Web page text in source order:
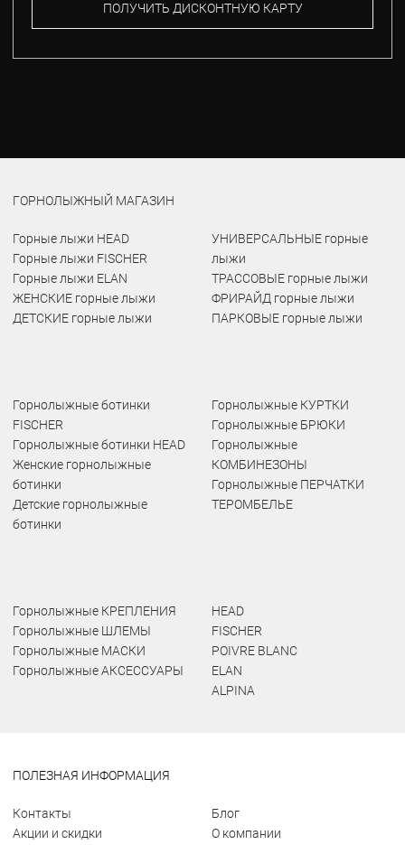
ПОЛУЧИТЬ ДИСКОНТНУЮ КАРТУ
ГОРНОЛЫЖНЫЙ МАГАЗИН
Горные лыжи HEAD
Горные лыжи FISCHER
Горные лыжи ELAN
ЖЕНСКИЕ горные лыжи
ДЕТСКИЕ горные лыжи
УНИВЕРСАЛЬНЫЕ горные
лыжи
ТРАССОВЫЕ горные лыжи
ФРИРАЙД горные лыжи
ПАРКОВЫЕ горные лыжи
Горнолыжные ботинки
FISCHER
Горнолыжные ботинки HEAD
Женские горнолыжные
ботинки
Детские горнолыжные
ботинки
Горнолыжные КУРТКИ
Горнолыжные БРЮКИ
Горнолыжные
КОМБИНЕЗОНЫ
Горнолыжные ПЕРЧАТКИ
ТЕРОМБЕЛЬЕ
Горнолыжные КРЕПЛЕНИЯ
Горнолыжные ШЛЕМЫ
Горнолыжные МАСКИ
Горнолыжные АКСЕССУАРЫ
HEAD
FISCHER
POIVRE BLANC
ELAN
ALPINA
ПОЛЕЗНАЯ ИНФОРМАЦИЯ
Контакты
Акции и скидки
Блог
О компании